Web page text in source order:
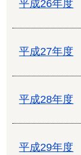
平成26年度
平成27年度
平成28年度
平成29年度